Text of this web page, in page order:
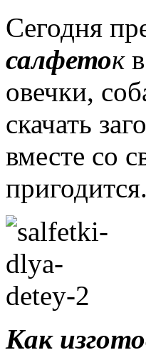
Сегодня
салфетокв
овечки,
скачать
вместе со
пригодится.
Как